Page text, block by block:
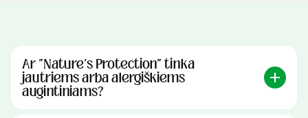
Ar "Nature's Protection" tinka
jautriems arba alergiškiems
augintiniams?